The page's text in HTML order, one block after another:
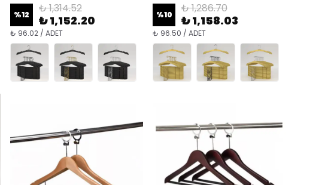
%12 ₺ 1,314.52
₺ 1,152.20
₺ 96.02 / ADET
%10 ₺ 1,286.70
₺ 1,158.03
₺ 96.50 / ADET